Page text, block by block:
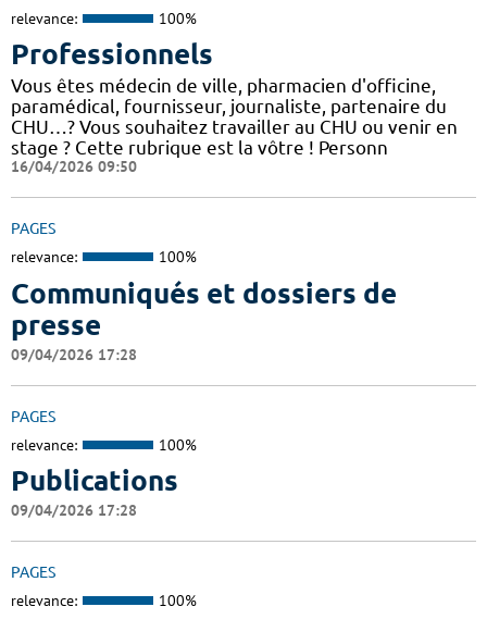
relevance: 100%
Professionnels
Vous êtes médecin de ville, pharmacien d'officine,
paramédical, fournisseur, journaliste, partenaire du
CHU…? Vous souhaitez travailler au CHU ou venir en
stage ? Cette rubrique est la vôtre ! Personn
16/04/2026 09:50
PAGES
relevance: 100%
Communiqués et dossiers de
presse
09/04/2026 17:28
PAGES
relevance: 100%
Publications
09/04/2026 17:28
PAGES
relevance: 100%